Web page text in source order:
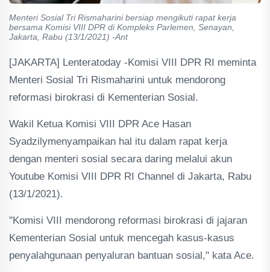
Menteri Sosial Tri Rismaharini bersiap mengikuti rapat kerja
bersama Komisi VIII DPR di Kompleks Parlemen, Senayan,
Jakarta, Rabu (13/1/2021) -Ant
[JAKARTA] Lenteratoday -Komisi VIII DPR RI meminta
Menteri Sosial Tri Rismaharini untuk mendorong
reformasi birokrasi di Kementerian Sosial.
Wakil Ketua Komisi VIII DPR Ace Hasan
Syadzilymenyampaikan hal itu dalam rapat kerja
dengan menteri sosial secara daring melalui akun
Youtube Komisi VIII DPR RI Channel di Jakarta, Rabu
(13/1/2021).
"Komisi VIII mendorong reformasi birokrasi di jajaran
Kementerian Sosial untuk mencegah kasus-kasus
penyalahgunaan penyaluran bantuan sosial," kata Ace.